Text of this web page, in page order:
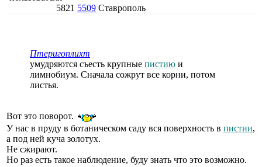
5821 5509 Ставрополь
Птеригоплихт
умудряются съесть крупные пистию и
лимнобиум. Сначала сожрут все корни, потом
листья.
Вот это поворот.
У нас в пруду в ботаническом саду вся поверхность в пистии,
а под ней куча золотух.
Не сжирают.
Но раз есть такое наблюдение, буду знать что это возможно.